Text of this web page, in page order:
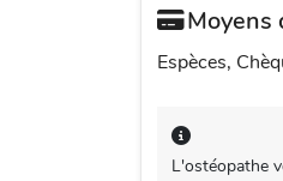
Moyens
Espèces,
L'ostéopathe